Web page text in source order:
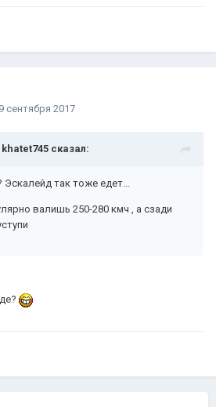
сентября 2017
khatet745 сказал:
Эскалейд так тоже едет...
валишь 250-280 кмч , а сзади